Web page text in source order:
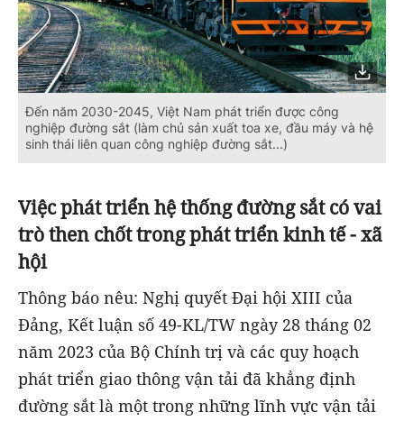
Đến năm 2030-2045, Việt Nam phát triển được công
nghiệp đường sắt (làm chủ sản xuất toa xe, đầu máy và hệ
sinh thái liên quan công nghiệp đường sắt...)
Việc phát triển hệ thống đường sắt có vai
trò then chốt trong phát triển kinh tế - xã
hội
Thông báo nêu: Nghị quyết Đại hội XIII của
Đảng, Kết luận số 49-KL/TW ngày 28 tháng 02
năm 2023 của Bộ Chính trị và các quy hoạch
phát triển giao thông vận tải đã khẳng định
đường sắt là một trong những lĩnh vực vận tải